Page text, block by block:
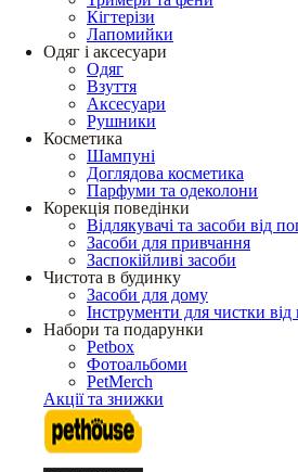
Кігтерізи
Лапомийки
Одяг і аксесуари
Одяг
Взуття
Аксесуари
Рушники
Косметика
Шампуні
Доглядова косметика
Парфуми та одеколони
Корекція поведінки
Відлякувачі та засоби від
Засоби для привчання
Заспокійливі засоби
Чистота в будинку
Засоби для дому
Інструменти для чистки від
Набори та подарунки
Petbox
Фотоальбоми
PetMerch
Акції та знижки